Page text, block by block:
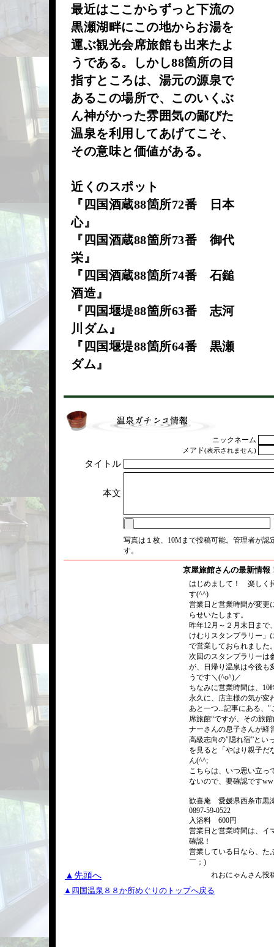
最近はここからずっと下流の
黒瀬湖畔にこの地からお湯を
運ぶ観光会席旅館も出来たよ
うである。しかし88箇所の目
指すところは、湯元の源泉で
あるこの場所で、このいくぶ
ん神がかった雰囲気の鄙びた
温泉を利用してあげてこそ、
その意味と価値がある。
近くのスポット
『四国酒蔵88箇所72番 日本
心』
『四国酒蔵88箇所73番 御代
栄』
『四国酒蔵88箇所74番 石鎚
酒造』
『四国堰堤88箇所63番 志河
川ダム』
『四国堰堤88箇所64番 黒瀬
ダム』
ニックネーム
メアド(表示されません)
タイトル
本文
写真は１枚、10Mまで投稿可能。管理者が認
す。
京屋旅館さんの最新情報
はじめまして！ 楽しく
す(^^)
営業日と営業時間が変更
らせいたします。
昨年12月～２月末日まで
けむりスタンプラリー」
で営業しておられました
次回のスタンプラリーは
が、日帰り温泉は今後も
うです＼(^o^)／
ちなみに営業時間は、10
永久に、店主様の気が変
あと一つ...記事にある、
席旅館“ですが、その旅
ナーさんの息子さんが経
高級志向の″隠れ宿”とい
を見ると「やはり親子だ
ん(^^;
こちらは、いつ思い立っ
ないので、要確認ですww
歓喜庵 愛媛県西条市黒
0897-59-0522
入浴料 600円
営業日と営業時間は、イ
確認！
営業している日なら、た
￣；)
▲先頭へ れおにゃんさん投
▲四国温泉８８か所めぐりのトップへ戻る